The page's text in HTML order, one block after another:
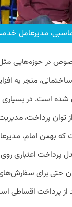
مدیرعامل
در حوزه‌هایی مثل
منجر به
است. در بسیاری
پرداخت،
بهمن امام،
اعتباری روی
حتی برای
پرداخت اقساطی